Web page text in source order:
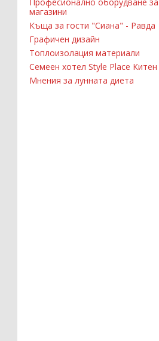
Професионално оборудване
магазини
Къща за гости "Сиана" - Равда
Графичен дизайн
Топлоизолация материали
Семеен хотел Style Place Китен
Мнения за лунната диета